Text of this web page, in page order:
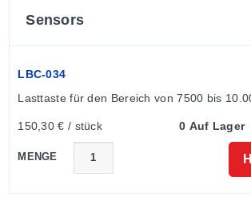
Sensors
LBC-034
Lasttaste für den Bereich von 7500 bis
150,30 € / stück 0 Auf Lager
MENGE